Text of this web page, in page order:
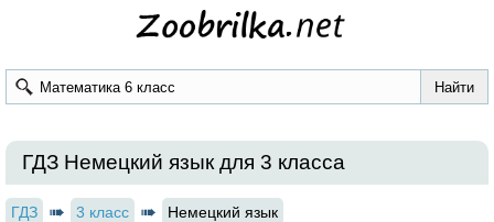
ГДЗ Немецкий язык для 3 класса
ГДЗ 3 класс Немецкий язык